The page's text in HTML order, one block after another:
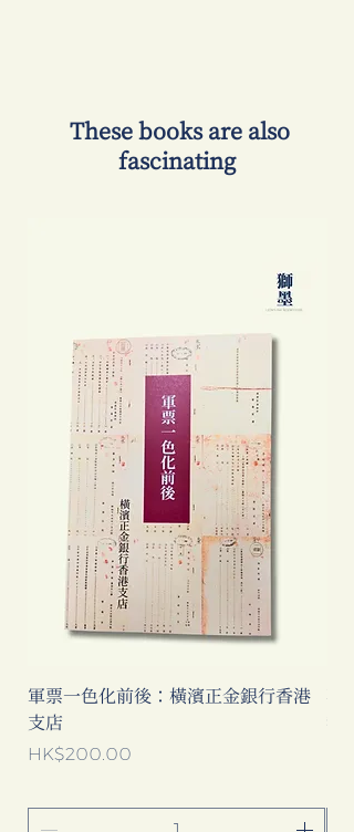
​ These books are also
fascinating
軍票一色化前後：橫濱正金銀行香港
支店
Price
HK$200.00
不